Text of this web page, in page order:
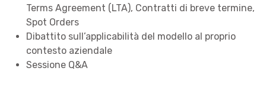
Terms Agreement (LTA), Contratti di breve termine,
Spot Orders
Dibattito sull’applicabilità del modello al proprio
contesto aziendale
Sessione Q&A